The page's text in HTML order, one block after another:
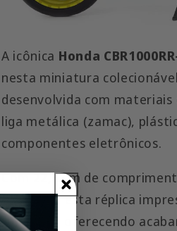
A icônica Honda
nesta miniatura
desenvolvida com
liga metálica (zamac),
componentes eletrônicos.
Com 22,5 cm de
de altura, esta réplica
robustez, oferecendo